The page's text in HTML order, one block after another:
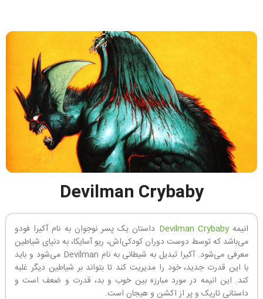
Devilman Crybaby
انیمهDevilman Crybaby داستان یک پسر نوجوان به نام آکیرا فودو
می‌باشد که توسط دوست دوران کودکی‌اش، ریو آسایکا، به دنیای شیاطین
معرفی می‌شود. آکیرا تبدیل به شیطانی به نام Devilman می‌شود و باید
با این قدرت جدید، خود را مدیریت کند تا بتواند بر شیاطین دیگر غلبه
کند. این انیمه در مورد مبارزه بین خوب و بد، قدرت و ضعف است و
داستانی تاریک و پر از اکشن و هیجان است.